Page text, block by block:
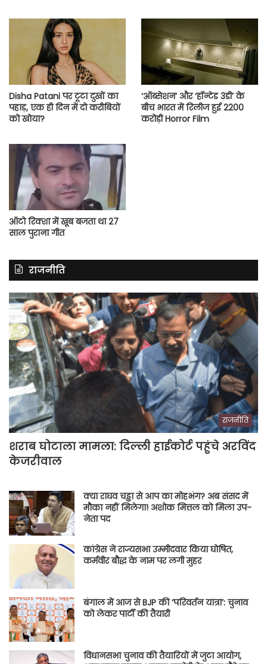
Disha Patani पर टूटा दुखों का
पहाड़, एक ही दिन में दो करीबियों
को खोया?
‘ऑब्सेशन’ और ‘हॉन्टेड 3डी’ के
बीच भारत में रिलीज हुई 2200
करोड़ी Horror Film
ऑटो रिक्शा में खूब बजता था 27
साल पुराना गीत
राजनीति
राजनीति
शराब घोटाला मामला: दिल्ली हाईकोर्ट पहुंचे अरविंद
केजरीवाल
क्या राघव चड्ढा से आप का मोहभंग? अब संसद में
मौका नहीं मिलेगा! अशोक मित्तल को मिला उप-
नेता पद
कांग्रेस ने राज्यसभा उम्मीदवार किया घोषित,
कर्मवीर बौद्ध के नाम पर लगी मुहर
बंगाल में आज से BJP की ‘परिवर्तन यात्रा’: चुनाव
को लेकर पार्टी की तैयारी
विधानसभा चुनाव की तैयारियों में जुटा आयोग,